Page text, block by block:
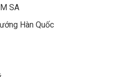
SA
Hàn Quốc